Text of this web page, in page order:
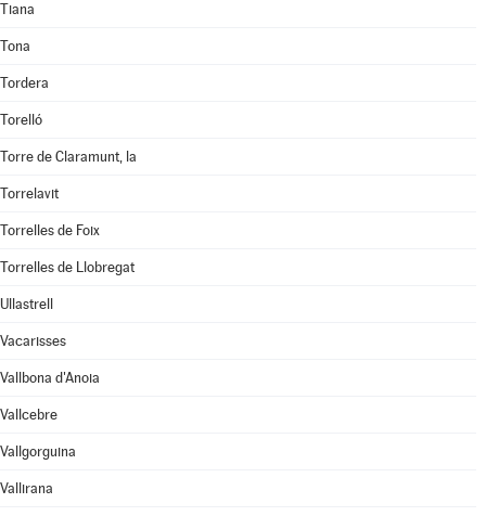
Tiana
Tona
Tordera
Torelló
Torre de Claramunt, la
Torrelavit
Torrelles de Foix
Torrelles de Llobregat
Ullastrell
Vacarisses
Vallbona d'Anoia
Vallcebre
Vallgorguina
Vallirana